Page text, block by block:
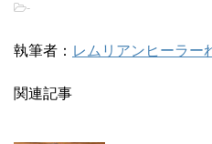
-
執筆者： レムリアンヒーラー
関連記事